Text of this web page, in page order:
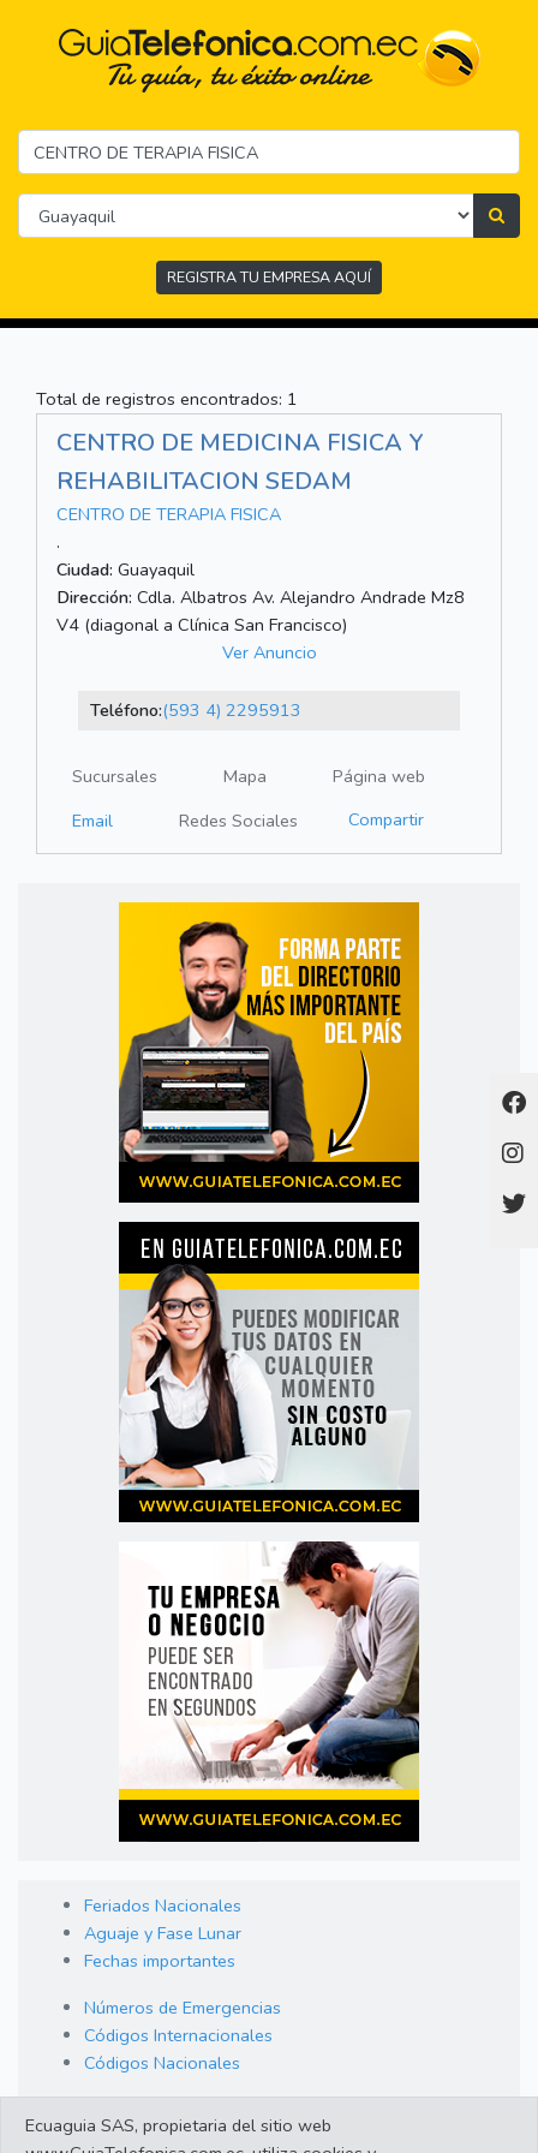
REGISTRA TU EMPRESA AQUÍ
Total de registros encontrados: 1
CENTRO DE MEDICINA FISICA Y
REHABILITACION SEDAM
CENTRO DE TERAPIA FISICA
.
Ciudad: Guayaquil
Dirección: Cdla. Albatros Av. Alejandro Andrade Mz8
V4 (diagonal a Clínica San Francisco)
Ver Anuncio
Teléfono:(593 4) 2295913
Sucursales Mapa
Página web
Email
Redes Sociales Compartir
Feriados Nacionales
Aguaje y Fase Lunar
Fechas importantes
Números de Emergencias
Códigos Internacionales
Códigos Nacionales
Cambio de Divisas
Ecuaguia SAS, propietaria del sitio web